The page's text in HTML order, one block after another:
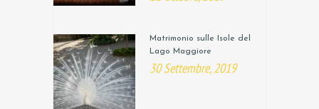
Matrimonio sulle Isole del
Lago Maggiore
30 Settembre, 2019